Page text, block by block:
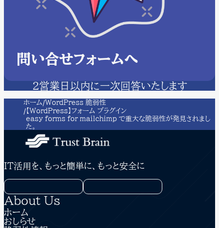
問い合せフォームへ
２営業日以内に一次回答いたします
ホーム WordPress 脆弱性
【WordPress】フォーム プラグイン
easy forms for mailchimp で重大な脆弱性が発見されまし
た。
IT活用を、もっと簡単に、もっと安全に
About Us
ホーム
おしらせ